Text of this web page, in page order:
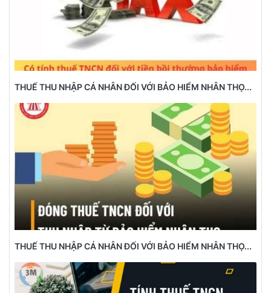
THUẾ THU NHẬP CÁ NHÂN ĐỐI VỚI BẢO HIỂM NHÂN THỌ...
THUẾ THU NHẬP CÁ NHÂN ĐỐI VỚI BẢO HIỂM NHÂN THỌ...